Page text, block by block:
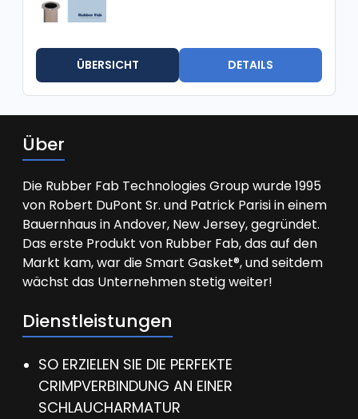
ÜBERSICHT DETAILS
Über
Die Rubber Fab Technologies Group wurde 1995
von Robert DuPont Sr. und Patrick Parisi in einem
Bauernhaus in Andover, New Jersey, gegründet.
Das erste Produkt von Rubber Fab, das auf den
Markt kam, war die Smart Gasket®, und seitdem
wächst das Unternehmen stetig weiter!
Dienstleistungen
SO ERZIELEN SIE DIE PERFEKTE
CRIMPVERBINDUNG AN EINER
SCHLAUCHARMATUR